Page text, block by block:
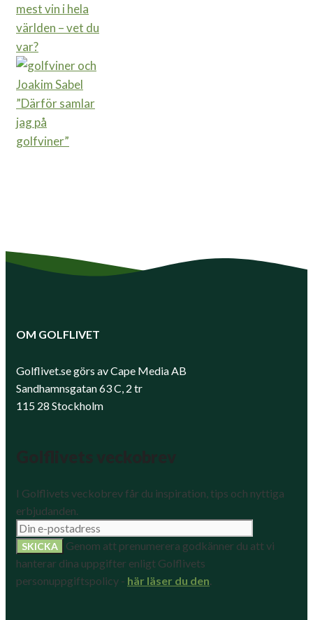
mest vin i hela
världen – vet du
var?
”Därför samlar
jag på
golfviner”
OM GOLFLIVET
Golflivet.se görs av Cape Media AB
Sandhamnsgatan 63 C, 2 tr
115 28 Stockholm
I Golflivets veckobrev får du inspiration, tips och nyttiga
erbjudanden.
Genom att prenumerera godkänner du att vi
hanterar dina uppgifter enligt Golflivets
personuppgiftspolicy - här läser du den.